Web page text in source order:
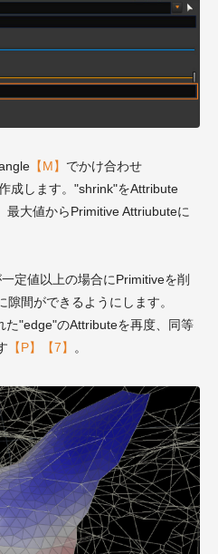
【M】 でかけ合わせ
成します。"shrink"をAttribute
最大値からPrimitive Attriubuteに
定値以上の場合にPrimitiveを削
間ができるようにします。
た"edge"のAttributeを再度、同等
【P】【7】 。